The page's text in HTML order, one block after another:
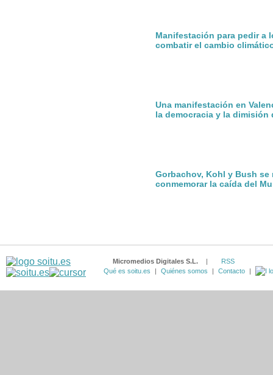
Manifestación para pedir a
combatir el cambio
Una manifestación en
la democracia y la dimisión
Gorbachov, Kohl y Bush se
conmemorar la caída del
Micromedios Digitales S.L. |
RSS
Qué es soitu.es
| Quiénes somos | Contacto |